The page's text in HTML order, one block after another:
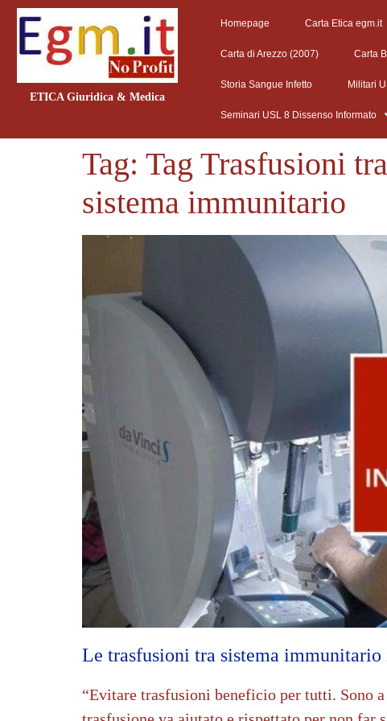
ETICA Giuridica & Medica
Homepage Carta Etica egm.it
Carta di Arezzo (2007) Carta
Storia Sangue Infetto Militari
Seminari USL 8 Dissenso Informato
Tag: Tag Trasfusioni
sistema immunitario
Le trasfusioni tra sistema
“Evitare trasfusioni beneficio per tutti. Sono